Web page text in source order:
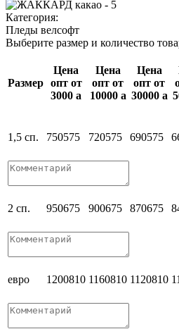
Категория:
Пледы велсофт
Выберите размер и количество
Размер
Цена
опт от
3000 a
Цена
опт от
10000 a
Цена
опт от
30000 a
1,5 сп. 750575 720575 690575
2 сп. 950675 900675 870675
евро 1200810 1160810 1120810